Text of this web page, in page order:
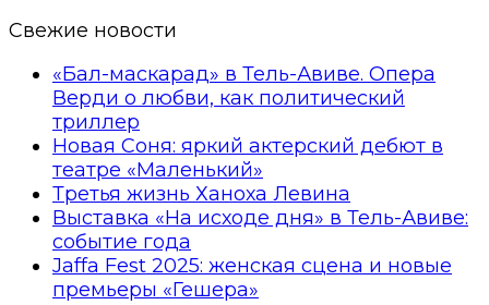
Свежие новости
«Бал-маскарад» в Тель-Авиве. Опера
Верди о любви, как политический
триллер
Новая Соня: яркий актерский дебют в
театре «Маленький»
Третья жизнь Ханоха Левина
Выставка «На исходе дня» в Тель-Авиве:
событие года
Jaffa Fest 2025: женская сцена и новые
премьеры «Гешера»